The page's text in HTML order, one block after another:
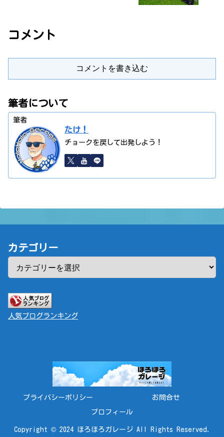
コメント
コメントを書き込む
筆者について
筆者
たけ！
チョークを戻して出発しよう！
カテゴリー
人気ブログランキング
プライバシーポリシー お問合せ
プロフィール
Copyright © 2024 ほろほろガレージ All Rights Reserved.